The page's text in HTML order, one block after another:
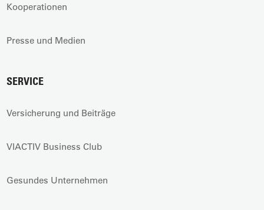
Kooperationen
Presse und Medien
SERVICE
Versicherung und Beiträge
VIACTIV Business Club
Gesundes Unternehmen